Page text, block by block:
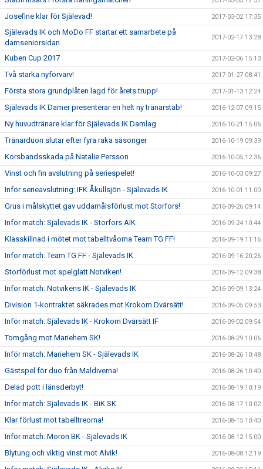
Josefine klar för Själevad! 2017-03-02 17:35
Själevads IK och MoDo FF startar ett samarbete på
damseniorsidan
2017-02-17 13:28
Kuben Cup 2017 2017-02-06 15:13
Två starka nyförvärv! 2017-01-27 08:41
Första stora grundplåten lagd för årets trupp! 2017-01-13 12:24
Själevads IK Damer presenterar en helt ny tränarstab! 2016-12-07 09:15
Ny huvudtränare klar för Själevads IK Damlag 2016-10-21 15:06
Tränarduon slutar efter fyra raka säsonger 2016-10-19 09:39
Korsbandsskada på Natalie Persson 2016-10-05 12:36
Vinst och fin avslutning på seriespelet! 2016-10-03 09:27
Inför serieavslutning: IFK Åkullsjön - Själevads IK 2016-10-01 11:00
Grus i målskyttet gav uddamålsförlust mot Storfors! 2016-09-26 09:14
Inför match: Själevads IK - Storfors AIK 2016-09-24 10:44
Klasskillnad i mötet mot tabelltvåorna Team TG FF! 2016-09-19 11:16
Inför match: Team TG FF - Själevads IK 2016-09-16 20:26
Storförlust mot spelglatt Notviken! 2016-09-12 09:38
Inför match: Notvikens IK - Själevads IK 2016-09-09 13:24
Division 1-kontraktet säkrades mot Krokom Dvärsätt! 2016-09-05 09:53
Inför match: Själevads IK - Krokom Dvärsätt IF 2016-09-02 09:54
Tomgång mot Mariehem SK! 2016-08-29 10:06
Inför match: Mariehem SK - Själevads IK 2016-08-26 10:48
Gästspel för duo från Maldiverna! 2016-08-26 10:40
Delad pott i länsderbyt! 2016-08-19 10:19
Inför match: Själevads IK - BiK SK 2016-08-17 10:02
Klar förlust mot tabelltreorna! 2016-08-15 10:40
Inför match: Morön BK - Själevads IK 2016-08-12 15:00
Blytung och viktig vinst mot Alvik! 2016-08-08 12:19